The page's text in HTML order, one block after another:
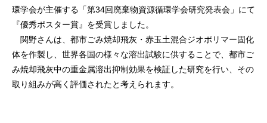
環学会が主催する「第34回廃棄物資源循環学会研究発表会」にて
『優秀ポスター賞』を受賞しました。
関野さんは、都市ごみ焼却飛灰・赤玉土混合ジオポリマー固化
体を作製し、世界各国の様々な溶出試験に供することで、都市ご
み焼却飛灰中の重金属溶出抑制効果を検証した研究を行い、その
取り組みが高く評価されたと考えられます。